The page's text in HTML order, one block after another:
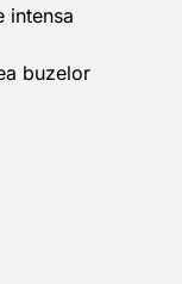
intensa
buzelor